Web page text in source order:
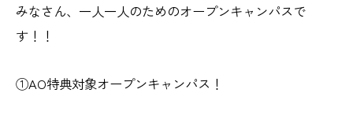
みなさん、一人一人のためのオープンキャンパスで
す！！
①AO特典対象オープンキャンパス！